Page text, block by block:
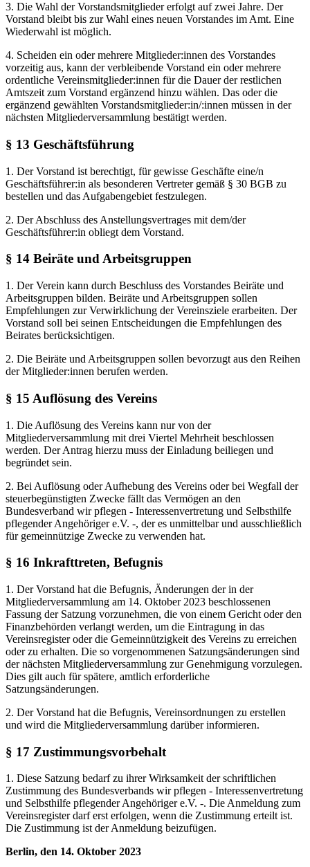
3. Die Wahl der Vorstandsmitglieder erfolgt auf zwei Jahre. Der
Vorstand bleibt bis zur Wahl eines neuen Vorstandes im Amt. Eine
Wiederwahl ist möglich.
4. Scheiden ein oder mehrere Mitglieder:innen des Vorstandes
vorzeitig aus, kann der verbleibende Vorstand ein oder mehrere
ordentliche Vereinsmitglieder:innen für die Dauer der restlichen
Amtszeit zum Vorstand ergänzend hinzu wählen. Das oder die
ergänzend gewählten Vorstandsmitglieder:in/:innen müssen in der
nächsten Mitgliederversammlung bestätigt werden.
§ 13 Geschäftsführung
1. Der Vorstand ist berechtigt, für gewisse Geschäfte eine/n
Geschäftsführer:in als besonderen Vertreter gemäß § 30 BGB zu
bestellen und das Aufgabengebiet festzulegen.
2. Der Abschluss des Anstellungsvertrages mit dem/der
Geschäftsführer:in obliegt dem Vorstand.
§ 14 Beiräte und Arbeitsgruppen
1. Der Verein kann durch Beschluss des Vorstandes Beiräte und
Arbeitsgruppen bilden. Beiräte und Arbeitsgruppen sollen
Empfehlungen zur Verwirklichung der Vereinsziele erarbeiten. Der
Vorstand soll bei seinen Entscheidungen die Empfehlungen des
Beirates berücksichtigen.
2. Die Beiräte und Arbeitsgruppen sollen bevorzugt aus den Reihen
der Mitglieder:innen berufen werden.
§ 15 Auflösung des Vereins
1. Die Auflösung des Vereins kann nur von der
Mitgliederversammlung mit drei Viertel Mehrheit beschlossen
werden. Der Antrag hierzu muss der Einladung beiliegen und
begründet sein.
2. Bei Auflösung oder Aufhebung des Vereins oder bei Wegfall der
steuerbegünstigten Zwecke fällt das Vermögen an den
Bundesverband wir pflegen - Interessenvertretung und Selbsthilfe
pflegender Angehöriger e.V. -, der es unmittelbar und ausschließlich
für gemeinnützige Zwecke zu verwenden hat.
§ 16 Inkrafttreten, Befugnis
1. Der Vorstand hat die Befugnis, Änderungen der in der
Mitgliederversammlung am 14. Oktober 2023 beschlossenen
Fassung der Satzung vorzunehmen, die von einem Gericht oder den
Finanzbehörden verlangt werden, um die Eintragung in das
Vereinsregister oder die Gemeinnützigkeit des Vereins zu erreichen
oder zu erhalten. Die so vorgenommenen Satzungsänderungen sind
der nächsten Mitgliederversammlung zur Genehmigung vorzulegen.
Dies gilt auch für spätere, amtlich erforderliche
Satzungsänderungen.
2. Der Vorstand hat die Befugnis, Vereinsordnungen zu erstellen
und wird die Mitgliederversammlung darüber informieren.
§ 17 Zustimmungsvorbehalt
1. Diese Satzung bedarf zu ihrer Wirksamkeit der schriftlichen
Zustimmung des Bundesverbands wir pflegen - Interessenvertretung
und Selbsthilfe pflegender Angehöriger e.V. -. Die Anmeldung zum
Vereinsregister darf erst erfolgen, wenn die Zustimmung erteilt ist.
Die Zustimmung ist der Anmeldung beizufügen.
Berlin, den 14. Oktober 2023